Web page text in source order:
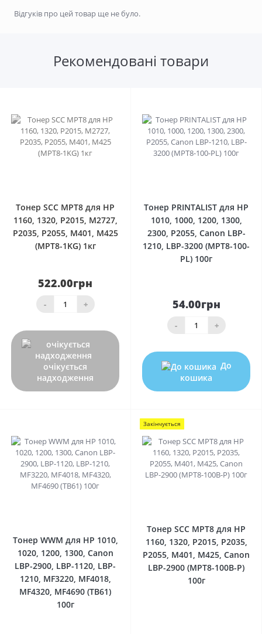
Відгуків про цей товар ще не було.
Рекомендовані товари
Тонер SCC MPT8 для HP
1160, 1320, P2015, M2727,
P2035, P2055, M401, M425
(MPT8-1KG) 1кг
522.00грн
- +
очікується
надходження
Тонер PRINTALIST для HP
1010, 1000, 1200, 1300,
2300, P2055, Canon LBP-
1210, LBP-3200 (MPT8-100-
PL) 100г
54.00грн
- +
До
кошика
Тонер WWM для HP 1010,
1020, 1200, 1300, Canon
LBP-2900, LBP-1120, LBP-
1210, MF3220, MF4018,
MF4320, MF4690 (TB61)
100г
Закінчується
Тонер SCC MPT8 для HP
1160, 1320, P2015, P2035,
P2055, M401, M425, Canon
LBP-2900 (MPT8-100B-P)
100г